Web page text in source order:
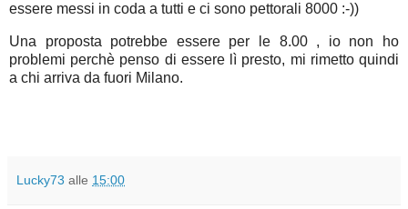
essere messi in coda a tutti e ci sono pettorali 8000 :-))
Una proposta potrebbe essere per le 8.00 , io non ho
problemi perchè penso di essere lì presto, mi rimetto quindi
a chi arriva da fuori Milano.
Lucky73 alle 15:00